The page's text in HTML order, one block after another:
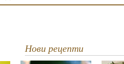
Нови рецепти